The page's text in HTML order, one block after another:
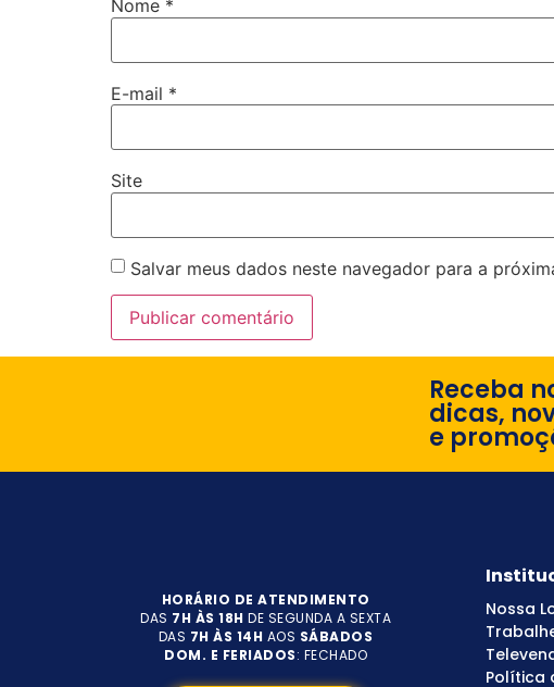
Nome *
E-mail *
Site
Salvar meus dados neste navegador para a
Receba
dicas,
e
HORÁRIO DE ATENDIMENTO
DAS 7H ÀS 18H DE SEGUNDA A SEXTA
DAS 7H ÀS 14H AOS SÁBADOS
DOM. E FERIADOS: FECHADO
Nossa
Política